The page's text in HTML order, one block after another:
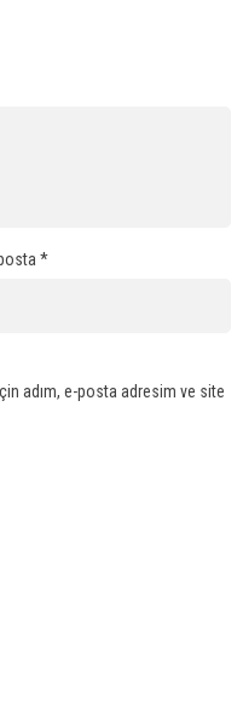
*
adım, e-posta adresim ve site